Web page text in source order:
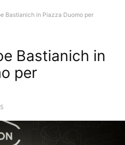
Bastianich in Piazza Duomo per
Bastianich in
per